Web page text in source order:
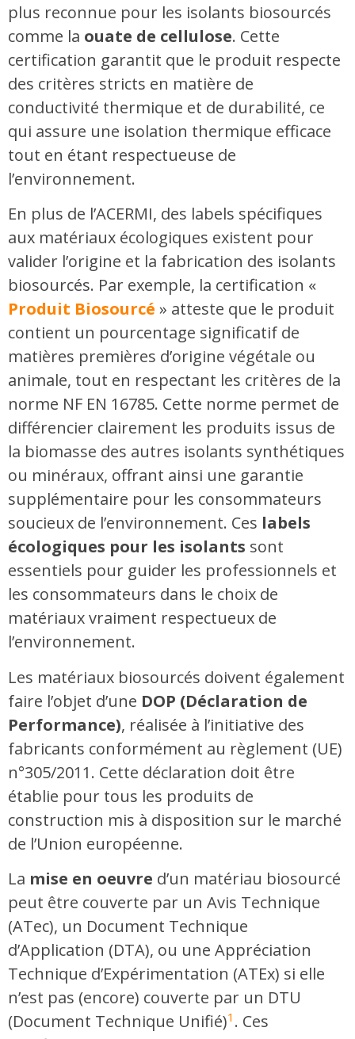
plus reconnue pour les isolants biosourcés
comme la ouate de cellulose. Cette
certification garantit que le produit respecte
des critères stricts en matière de
conductivité thermique et de durabilité, ce
qui assure une isolation thermique efficace
tout en étant respectueuse de
l’environnement.
En plus de l’ACERMI, des labels spécifiques
aux matériaux écologiques existent pour
valider l’origine et la fabrication des isolants
biosourcés. Par exemple, la certification «
Produit Biosourcé » atteste que le produit
contient un pourcentage significatif de
matières premières d’origine végétale ou
animale, tout en respectant les critères de la
norme NF EN 16785. Cette norme permet de
différencier clairement les produits issus de
la biomasse des autres isolants synthétiques
ou minéraux, offrant ainsi une garantie
supplémentaire pour les consommateurs
soucieux de l’environnement. Ces labels
écologiques pour les isolants sont
essentiels pour guider les professionnels et
les consommateurs dans le choix de
matériaux vraiment respectueux de
l’environnement.
Les matériaux biosourcés doivent également
faire l’objet d’une DOP (Déclaration de
Performance), réalisée à l’initiative des
fabricants conformément au règlement (UE)
n°305/2011. Cette déclaration doit être
établie pour tous les produits de
construction mis à disposition sur le marché
de l’Union européenne.
La mise en oeuvre d’un matériau biosourcé
peut être couverte par un Avis Technique
(ATec), un Document Technique
d’Application (DTA), ou une Appréciation
Technique d’Expérimentation (ATEx) si elle
n’est pas (encore) couverte par un DTU
(Document Technique Unifié)1 . Ces